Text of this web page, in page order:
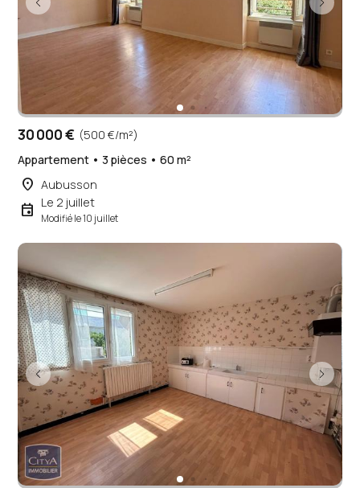
30 000 € (500 €/m²)
Appartement • 3 pièces • 60 m²
place Aubusson
event Le 2 juillet
Modifié le 10 juillet